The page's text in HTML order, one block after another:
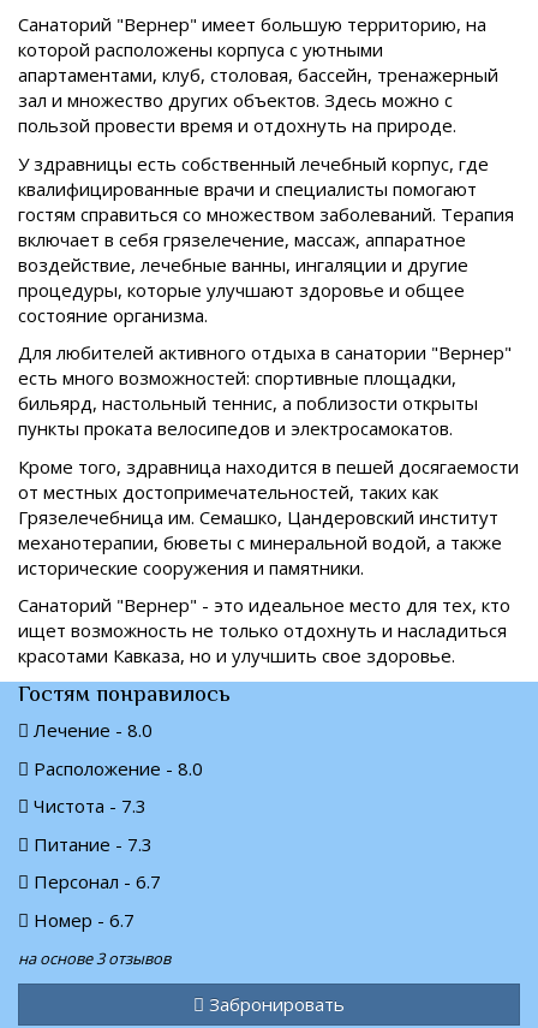
Санаторий "Вернер" имеет большую территорию, на
которой расположены корпуса с уютными
апартаментами, клуб, столовая, бассейн, тренажерный
зал и множество других объектов. Здесь можно с
пользой провести время и отдохнуть на природе.
У здравницы есть собственный лечебный корпус, где
квалифицированные врачи и специалисты помогают
гостям справиться со множеством заболеваний. Терапия
включает в себя грязелечение, массаж, аппаратное
воздействие, лечебные ванны, ингаляции и другие
процедуры, которые улучшают здоровье и общее
состояние организма.
Для любителей активного отдыха в санатории "Вернер"
есть много возможностей: спортивные площадки,
бильярд, настольный теннис, а поблизости открыты
пункты проката велосипедов и электросамокатов.
Кроме того, здравница находится в пешей досягаемости
от местных достопримечательностей, таких как
Грязелечебница им. Семашко, Цандеровский институт
механотерапии, бюветы с минеральной водой, а также
исторические сооружения и памятники.
Санаторий "Вернер" - это идеальное место для тех, кто
ищет возможность не только отдохнуть и насладиться
красотами Кавказа, но и улучшить свое здоровье.
Гостям понравилось
Лечение - 8.0
Расположение - 8.0
Чистота - 7.3
Питание - 7.3
Персонал - 6.7
Номер - 6.7
на основе 3 отзывов
Забронировать